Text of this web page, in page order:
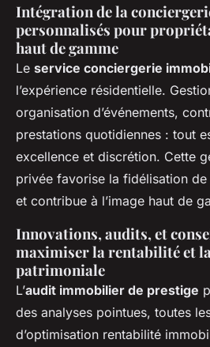
Intégration de la
personnalisés pour
haut de gamme
Le service conciergerie
l’expérience résidentielle.
organisation d’événements,
prestations quotidiennes : tout
excellence et discrétion. Cette
privée favorise la fidélisation
et contribue à l’image haut de
Innovations, audits, et
maximiser la rentabilité et
patrimoniale
L’audit immobilier de prestige
des analyses pointues, toutes
d’optimisation rentabilité